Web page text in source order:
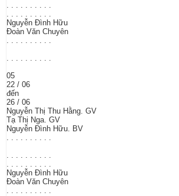
. . . . . . . . . .
. . . . . . . . . .
Nguyễn Đình Hữu
Đoàn Văn Chuyên
. . . . . . . . . .
. . . . . . . . . .
05
22 / 06
đến
26 / 06
Nguyễn Thị Thu Hằng. GV
Tạ Thị Nga. GV
Nguyễn Đình Hữu. BV
. . . . . . . . . .
. . . . . . . . . .
. . . . . . . . . .
Nguyễn Đình Hữu
Đoàn Văn Chuyên
. . . . . . . . . .